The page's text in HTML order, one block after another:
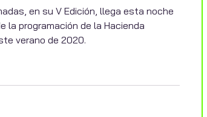
en su V Edición, llega esta noche
la programación de la Hacienda
verano de 2020.